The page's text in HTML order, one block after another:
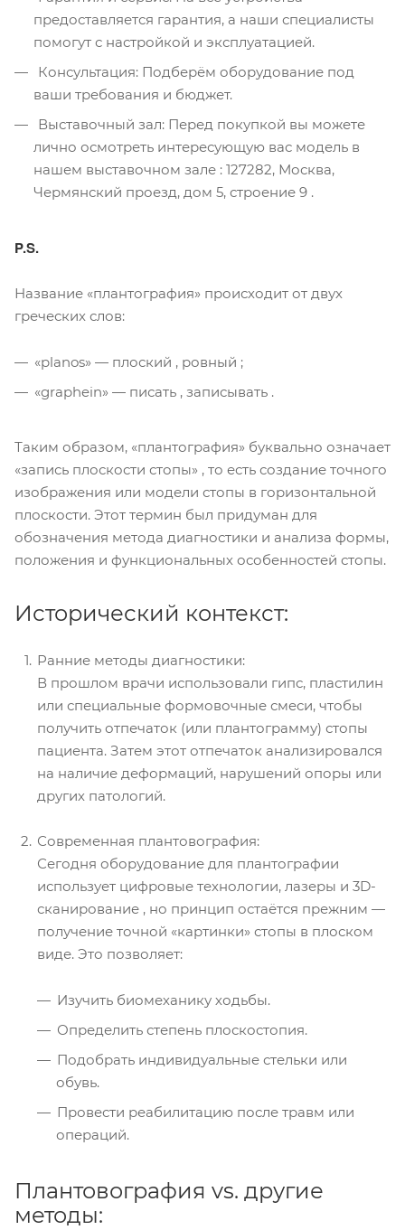
предоставляется гарантия, а наши специалисты
помогут с настройкой и эксплуатацией.
Консультация: Подберём оборудование под
ваши требования и бюджет.
Выставочный зал: Перед покупкой вы можете
лично осмотреть интересующую вас модель в
нашем выставочном зале : 127282, Москва,
Чермянский проезд, дом 5, строение 9 .
P.S.
Название «плантография» происходит от двух
греческих слов:
«planos» — плоский , ровный ;
«graphein» — писать , записывать .
Таким образом, «плантография» буквально означает
«запись плоскости стопы» , то есть создание точного
изображения или модели стопы в горизонтальной
плоскости. Этот термин был придуман для
обозначения метода диагностики и анализа формы,
положения и функциональных особенностей стопы.
Исторический контекст:
Ранние методы диагностики:
В прошлом врачи использовали гипс, пластилин
или специальные формовочные смеси, чтобы
получить отпечаток (или плантограмму) стопы
пациента. Затем этот отпечаток анализировался
на наличие деформаций, нарушений опоры или
других патологий.
Современная плантовография:
Сегодня оборудование для плантографии
использует цифровые технологии, лазеры и 3D-
сканирование , но принцип остаётся прежним —
получение точной «картинки» стопы в плоском
виде. Это позволяет:
Изучить биомеханику ходьбы.
Определить степень плоскостопия.
Подобрать индивидуальные стельки или
обувь.
Провести реабилитацию после травм или
операций.
Плантовография vs. другие
методы: